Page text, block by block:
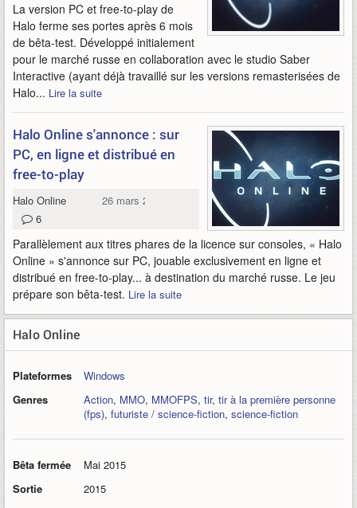
La version PC et free-to-play de
Halo ferme ses portes après 6 mois
de bêta-test. Développé initialement
pour le marché russe en collaboration avec le studio Saber
Interactive (ayant déjà travaillé sur les versions remasterisées de
Halo... Lire la suite
Halo Online s'annonce : sur
PC, en ligne et distribué en
free-to-play
Halo Online
26 mars 2015
6
Parallèlement aux titres phares de la licence sur consoles, « Halo
Online » s'annonce sur PC, jouable exclusivement en ligne et
distribué en free-to-play... à destination du marché russe. Le jeu
prépare son bêta-test. Lire la suite
Halo Online
Plateformes
Windows
Genres
Action, MMO, MMOFPS, tir, tir à la première personne
(fps), futuriste / science-fiction, science-fiction
Bêta fermée
Mai 2015
Sortie
2015